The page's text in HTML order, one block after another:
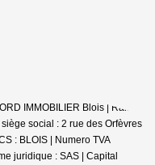
IMMOBILIER Blois | Raison
social : 2 rue des Orfèvres
: BLOIS | Numero TVA
juridique : SAS | Capital